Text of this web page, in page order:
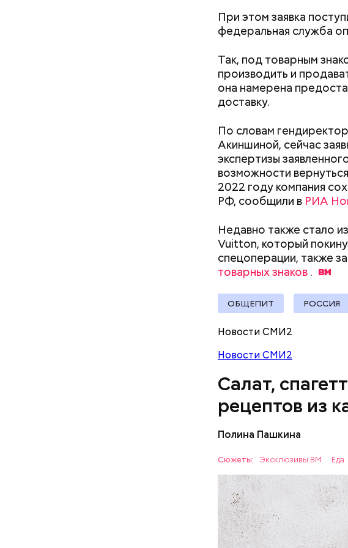
При этом заявка
федеральная служба
Так, под товарным
производить и
она намерена
доставку.
По словам
Акиншиной, сейчас
экспертизы
возможности
2022 году компания
РФ, сообщили в РИА
Недавно также стало
Vuitton, который
спецоперации, также
товарных знаков .
ОБЩЕПИТ РОССИЯ
Новости СМИ2
Новости СМИ2
Салат,
рецептов из
Полина Пашкина
Сюжеты: Эксклюзивы ВМ Еда
Ингредиенты:
кабачок;
петрушка;
чеснок;
оливковое масло;
соль.
ЕДА ОВОЩИ
Вред дыни
Фото: Shutterstock
А врач-эндокринолог
множество блюд, где
Хотела
мать и сын
падении из